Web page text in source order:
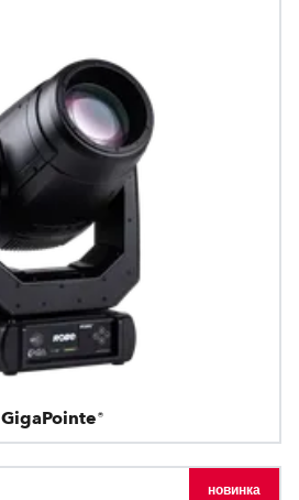
GigaPointe®
новинка